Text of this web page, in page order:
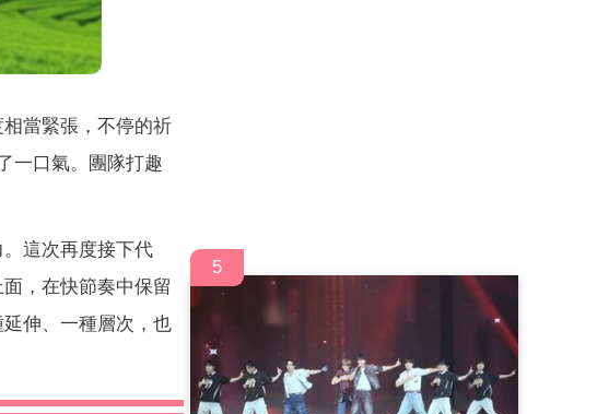
當緊張，不停的祈
一口氣。團隊打趣
這次再度接下代
，在快節奏中保留
伸、一種層次，也
5